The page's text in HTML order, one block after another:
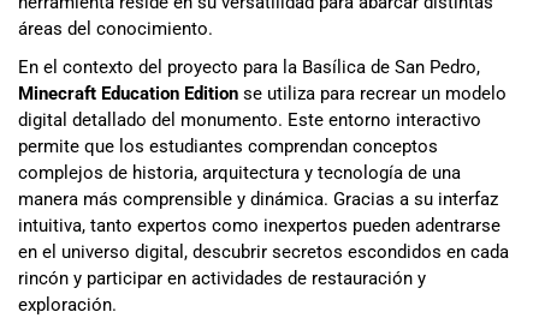
áreas del conocimiento.
En el contexto del proyecto para la Basílica de San Pedro,
Minecraft Education Edition se utiliza para recrear un modelo
digital detallado del monumento. Este entorno interactivo
permite que los estudiantes comprendan conceptos
complejos de historia, arquitectura y tecnología de una
manera más comprensible y dinámica. Gracias a su interfaz
intuitiva, tanto expertos como inexpertos pueden adentrarse
en el universo digital, descubrir secretos escondidos en cada
rincón y participar en actividades de restauración y
exploración.